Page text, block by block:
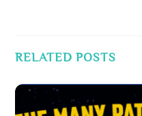
RELATED POSTS